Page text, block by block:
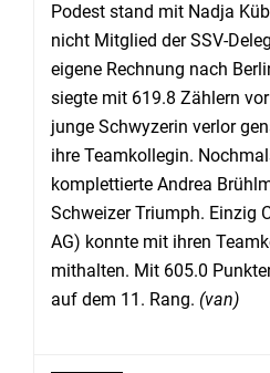
Podest stand mit Nadja
nicht Mitglied der SSV-
eigene Rechnung nach
siegte mit 619.8 Zählern
junge Schwyzerin verlor
ihre Teamkollegin.
komplettierte Andrea
Schweizer Triumph. Einzig
AG) konnte mit ihren
mithalten. Mit 605.0
auf dem 11. Rang. (van)